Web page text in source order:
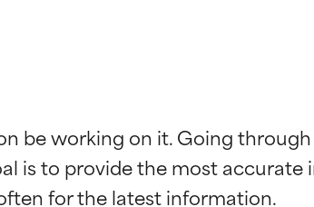
be working on it. Going
is to provide the most accurate
eficacia está demostrada y
eficacia está demostrada y